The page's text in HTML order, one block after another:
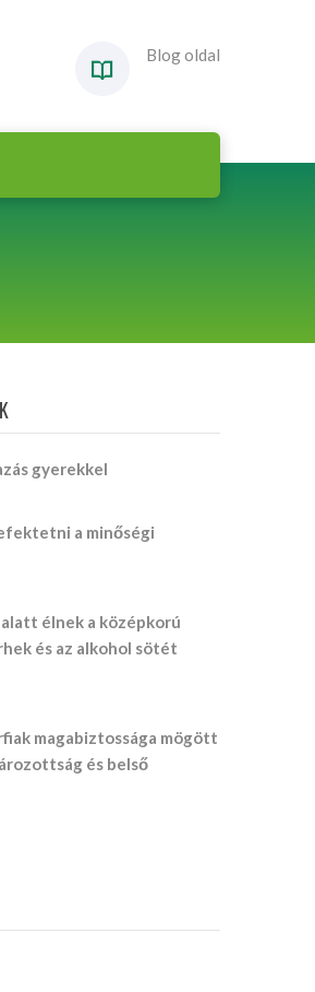
Blog oldal
gyerekkel
a minőségi
élnek a középkorú
és az alkohol sötét
magabiztossága mögött
és belső